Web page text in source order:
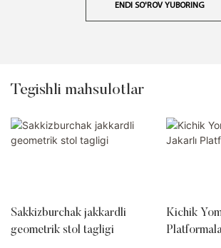
ENDI SO'ROV YUBORING
Tegishli mahsulotlar
Sakkizburchak jakkardli
geometrik stol tagligi
Kichik